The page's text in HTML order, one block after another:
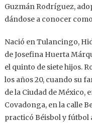
Guzmán Rodríguez,
dándose a conocer
Nació en Tulancingo,
de Josefina Huerta
el quinto de siete hijos.
los años 20, cuando su
de la Ciudad de México,
Covadonga, en la calle
practicó Béisbol y fútbol